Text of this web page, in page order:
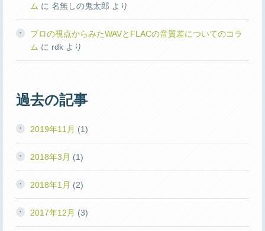
ム に 名無しの鬼太郎 より
プロの視点からみたWAVとFLACの音質差についてのコラ
ム に rdkより
過去の記事
2019年11月 (1)
2018年3月 (1)
2018年1月 (2)
2017年12月 (3)